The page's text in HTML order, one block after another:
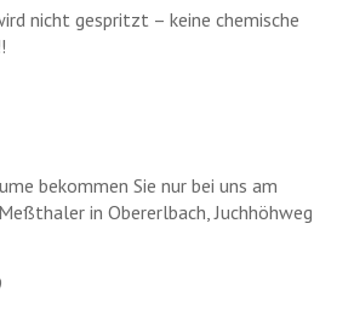
nicht gespritzt – keine chemische
bekommen Sie nur bei uns am
in Obererlbach, Juchhöhweg